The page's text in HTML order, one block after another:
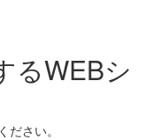
るWEBシ
ださい。